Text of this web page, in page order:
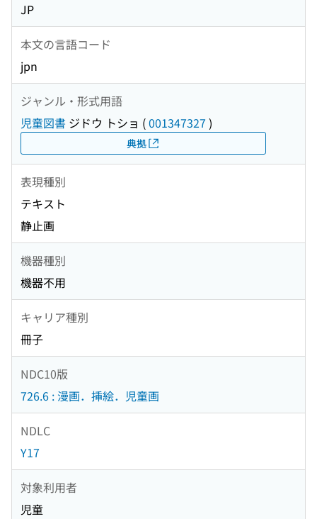
JP
本文の言語コード
jpn
ジャンル・形式用語
児童図書 ジドウ トショ (001347327 )
典拠
表現種別
テキスト
静止画
機器種別
機器不用
キャリア種別
冊子
NDC10版
726.6 : 漫画．挿絵．児童画
NDLC
Y17
対象利用者
児童